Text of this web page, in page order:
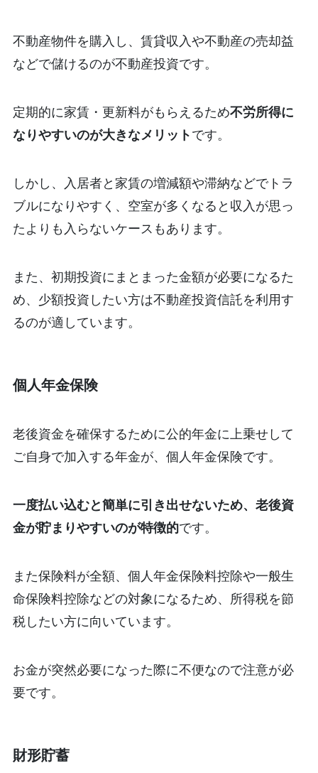
不動産物件を購入し、賃貸収入や不動産の売却益
などで儲けるのが不動産投資です。
定期的に家賃・更新料がもらえるため不労所得に
なりやすいのが大きなメリットです。
しかし、入居者と家賃の増減額や滞納などでトラ
ブルになりやすく、空室が多くなると収入が思っ
たよりも入らないケースもあります。
また、初期投資にまとまった金額が必要になるた
め、少額投資したい方は不動産投資信託を利用す
るのが適しています。
個人年金保険
老後資金を確保するために公的年金に上乗せして
ご自身で加入する年金が、個人年金保険です。
一度払い込むと簡単に引き出せないため、老後資
金が貯まりやすいのが特徴的です。
また保険料が全額、個人年金保険料控除や一般生
命保険料控除などの対象になるため、所得税を節
税したい方に向いています。
お金が突然必要になった際に不便なので注意が必
要です。
財形貯蓄